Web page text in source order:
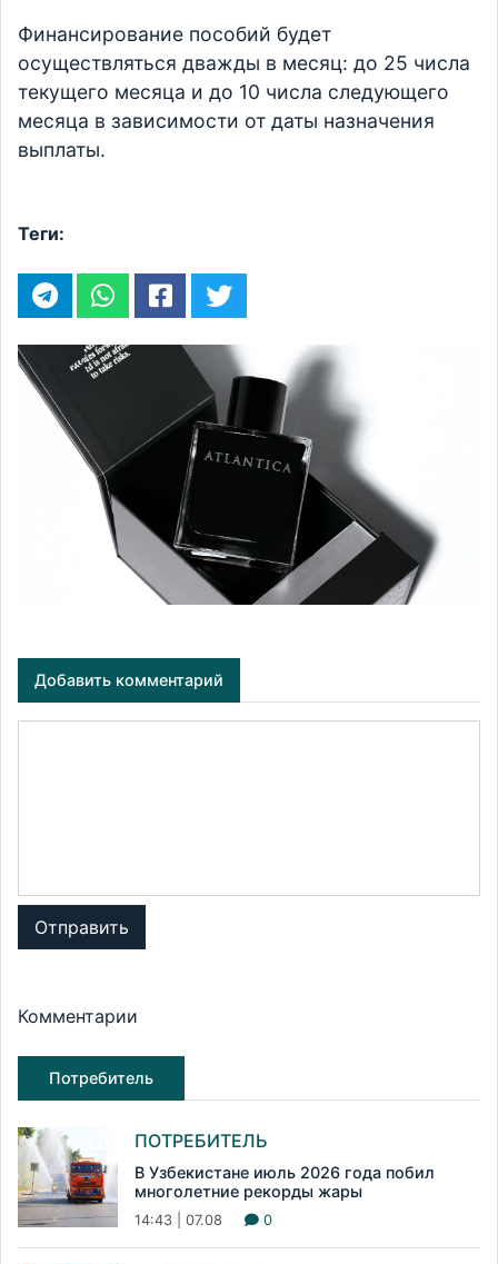
Финансирование пособий будет
осуществляться дважды в месяц: до 25 числа
текущего месяца и до 10 числа следующего
месяца в зависимости от даты назначения
выплаты.
Теги:
Добавить комментарий
Отправить
Комментарии
Потребитель
ПОТРЕБИТЕЛЬ
В Узбекистане июль 2026 года побил
многолетние рекорды жары
14:43 | 07.08 0